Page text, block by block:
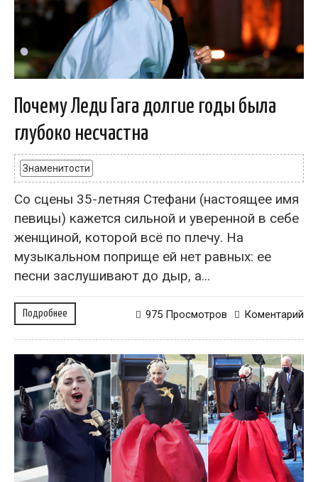
Почему Леди Гага долгие годы была
глубоко несчастна
Знаменитости
Со сцены 35-летняя Стефани (настоящее имя
певицы) кажется сильной и уверенной в себе
женщиной, которой всё по плечу. На
музыкальном поприще ей нет равных: ее
песни заслушивают до дыр, а...
Подробнее Коментарий
975 Просмотров